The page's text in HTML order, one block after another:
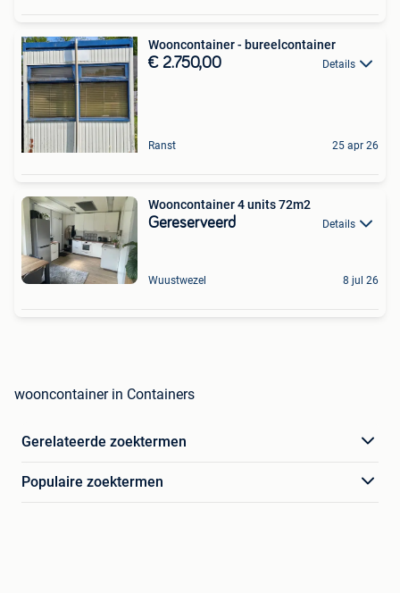
Wooncontainer - bureelcontainer
€ 2.750,00 Details
Ranst 25 apr 26
Wooncontainer 4 units 72m2
Gereserveerd Details
Wuustwezel 8 jul 26
wooncontainer in Containers
Gerelateerde zoektermen
Populaire zoektermen